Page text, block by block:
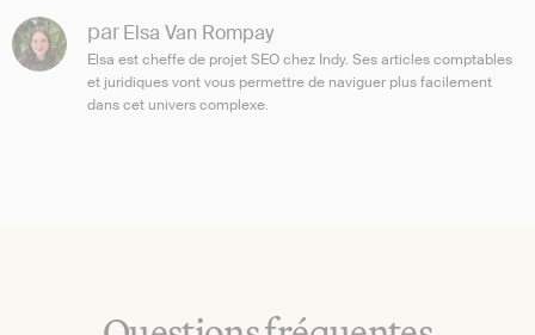
parElsa Van Rompay
Elsa est cheffe de projet SEO chez Indy. Ses articles comptables
et juridiques vont vous permettre de naviguer plus facilement
dans cet univers complexe.